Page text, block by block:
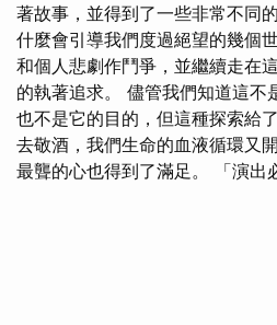
著故事，並得到了一些非常不同
什麼會引導我們度過絕望的幾個
和個人悲劇作鬥爭，並繼續走在
的執著追求。 儘管我們知道這不
也不是它的目的，但這種探索給
去敬酒，我們生命的血液循環又
最聾的心也得到了滿足。 「演出